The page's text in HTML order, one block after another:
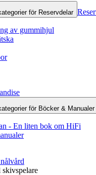
för Reservdelar
av gummihjul
för Böcker & Manualer
- En liten bok om HiFi